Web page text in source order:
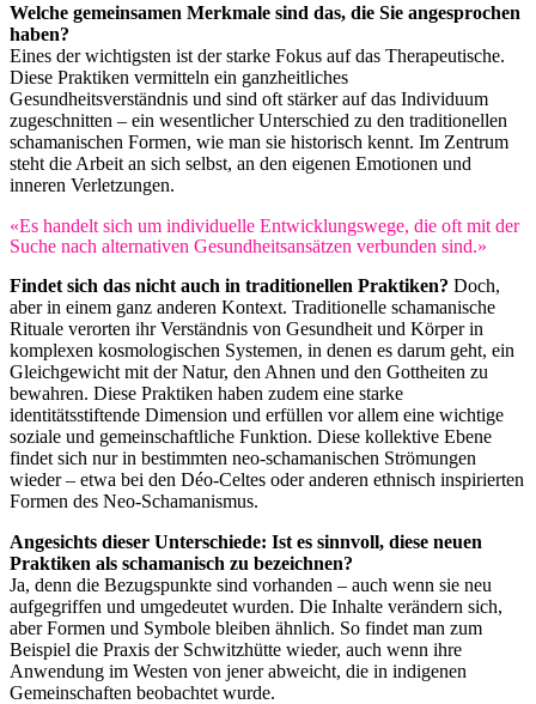
Welche gemeinsamen Merkmale sind das, die Sie angesprochen
haben?
Eines der wichtigsten ist der starke Fokus auf das Therapeutische.
Diese Praktiken vermitteln ein ganzheitliches
Gesundheitsverständnis und sind oft stärker auf das Individuum
zugeschnitten – ein wesentlicher Unterschied zu den traditionellen
schamanischen Formen, wie man sie historisch kennt. Im Zentrum
steht die Arbeit an sich selbst, an den eigenen Emotionen und
inneren Verletzungen.
«Es handelt sich um individuelle Entwicklungswege, die oft mit der
Suche nach alternativen Gesundheitsansätzen verbunden sind.»
Findet sich das nicht auch in traditionellen Praktiken? Doch,
aber in einem ganz anderen Kontext. Traditionelle schamanische
Rituale verorten ihr Verständnis von Gesundheit und Körper in
komplexen kosmologischen Systemen, in denen es darum geht, ein
Gleichgewicht mit der Natur, den Ahnen und den Gottheiten zu
bewahren. Diese Praktiken haben zudem eine starke
identitätsstiftende Dimension und erfüllen vor allem eine wichtige
soziale und gemeinschaftliche Funktion. Diese kollektive Ebene
findet sich nur in bestimmten neo-schamanischen Strömungen
wieder – etwa bei den Déo-Celtes oder anderen ethnisch inspirierten
Formen des Neo-Schamanismus.
Angesichts dieser Unterschiede: Ist es sinnvoll, diese neuen
Praktiken als schamanisch zu bezeichnen?
Ja, denn die Bezugspunkte sind vorhanden – auch wenn sie neu
aufgegriffen und umgedeutet wurden. Die Inhalte verändern sich,
aber Formen und Symbole bleiben ähnlich. So findet man zum
Beispiel die Praxis der Schwitzhütte wieder, auch wenn ihre
Anwendung im Westen von jener abweicht, die in indigenen
Gemeinschaften beobachtet wurde.